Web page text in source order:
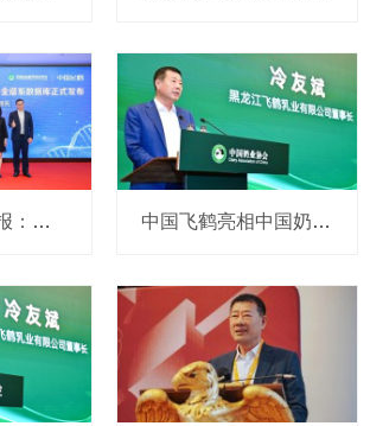
飞鹤2025半年报：营收91.5亿元稳固基本盘，海外市场与科技创新驱动长期增长 中国飞鹤亮相中国奶业大会暨D20论坛，分享奶业“突围”之道